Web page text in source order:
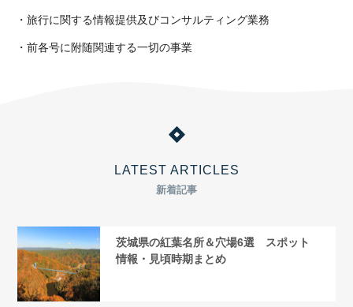
・旅行に関する情報提供及びコンサルティング業務
・前各号に附随関連する一切の事業
LATEST ARTICLES
新着記事
茨城県の紅葉名所＆穴場6選 スポット
情報・見頃時期まとめ